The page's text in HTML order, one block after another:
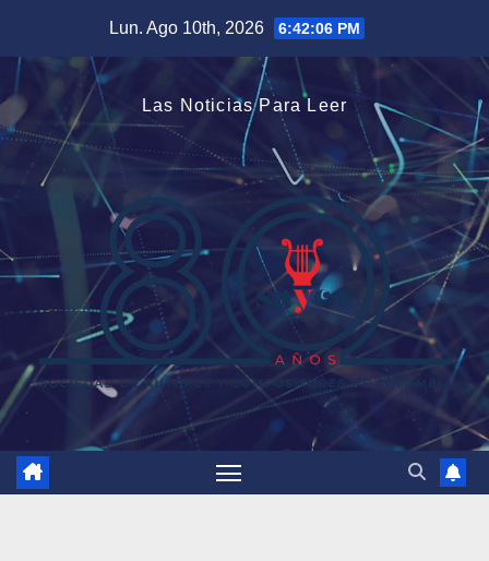
contenido
Lun. Ago 10th, 2026 6:42:06 PM
Las Noticias Para Leer